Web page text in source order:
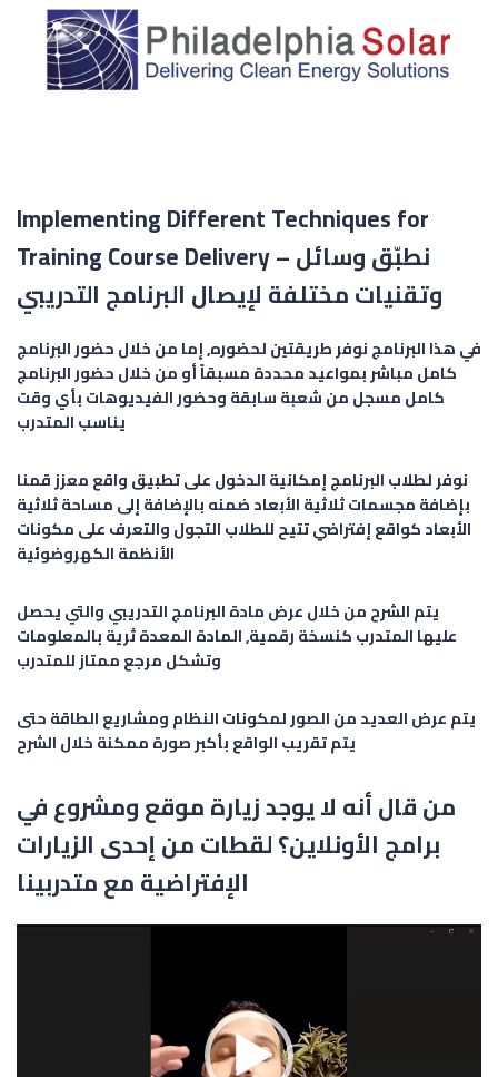
Implementing Different Techniques for
Training Course Delivery – نطبّق وسائل
وتقنيات مختلفة لإيصال البرنامج التدريبي
في هذا البرنامج نوفر طريقتين لحضوره,إما من خلال حضور البرنامج
كامل مباشر بمواعيد محددة مسبقاً أو من خلال حضور البرنامج
كامل مسجل من شعبة سابقة وحضور الفيديوهات بأي وقت
يناسب المتدرب
نوفر لطلاب البرنامج إمكانية الدخول على تطبيق واقع معزز قمنا
بإضافة مجسمات ثلاثية الأبعاد ضمنه بالإضافة إلى مساحة ثلاثية
الأبعاد كواقع إفتراضي تتيح للطلاب التجول والتعرف على مكونات
الأنظمة الكهروضوئية
يتم الشرح من خلال عرض مادة البرنامج التدريبي والتي يحصل
عليها المتدرب كنسخة رقمية, المادة المعدة ثرية بالمعلومات
وتشكل مرجع ممتاز للمتدرب
يتم عرض العديد من الصور لمكونات النظام ومشاريع الطاقة حتى
يتم تقريب الواقع بأكبر صورة ممكنة خلال الشرح
من قال أنه لا يوجد زيارة موقع ومشروع في
برامج الأونلاين؟ لقطات من إحدى الزيارات
الإفتراضية مع متدربينا